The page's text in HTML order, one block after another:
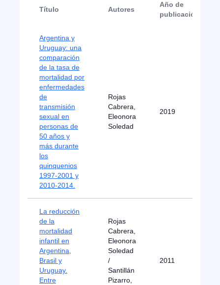
Título Autores
Año de
publicación
Argentina y
Uruguay: una
comparación
de la tasa de
mortalidad por
enfermedades
de
transmisión
sexual en
personas de
50 años y
más durante
los
quinquenios
1997-2001 y
2010-2014.
Rojas
Cabrera,
Eleonora
Soledad
2019
La reducción
de la
mortalidad
infantil en
Argentina,
Brasil y
Uruguay.
Entre
Rojas
Cabrera,
Eleonora
Soledad
/
Santillán
Pizarro,
2011